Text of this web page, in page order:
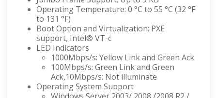
Operating Temperature: 0 °C to 55 °C (32 °F
to 131 °F)
Boot Option and Virtualization: PXE
support, Intel® VT-c
LED Indicators
1000Mbps/s: Yellow Link and Green Ack
100Mbps/s: Green Link and Green
Ack,10Mbps/s: Not illuminate
Operating System Support